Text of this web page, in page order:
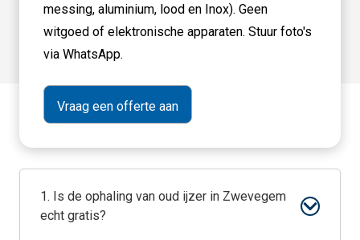
messing, aluminium, lood en Inox). Geen
witgoed of elektronische apparaten. Stuur foto's
via WhatsApp.
1. Is de ophaling van oud ijzer in Zwevegem
echt gratis?